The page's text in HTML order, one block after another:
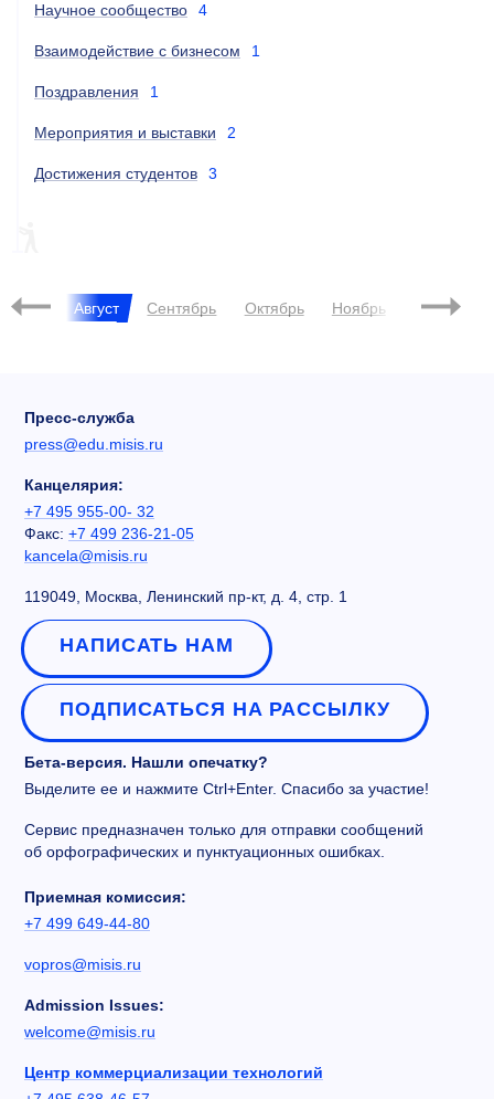
Научное сообщество 4
Взаимодействие с бизнесом 1
Поздравления 1
Мероприятия и выставки 2
Достижения студентов 3
Июль Август Сентябрь Октябрь Ноябрь Декабрь
Пресс-служба
press@edu.misis.ru
Канцелярия:
+7 495 955-00- 32
Факс: +7 499 236-21-05
kancela@misis.ru
119049, Москва, Ленинский пр-кт, д. 4, стр. 1
НАПИСАТЬ НАМ
ПОДПИСАТЬСЯ НА РАССЫЛКУ
Бета-версия. Нашли опечатку?
Выделите ее и нажмите Ctrl+Enter. Спасибо за участие!
Сервис предназначен только для отправки сообщений
об орфографических и пунктуационных ошибках.
Приемная комиссия:
+7 499 649-44-80
vopros@misis.ru
Admission Issues:
welcome@misis.ru
Центр коммерциализации технологий